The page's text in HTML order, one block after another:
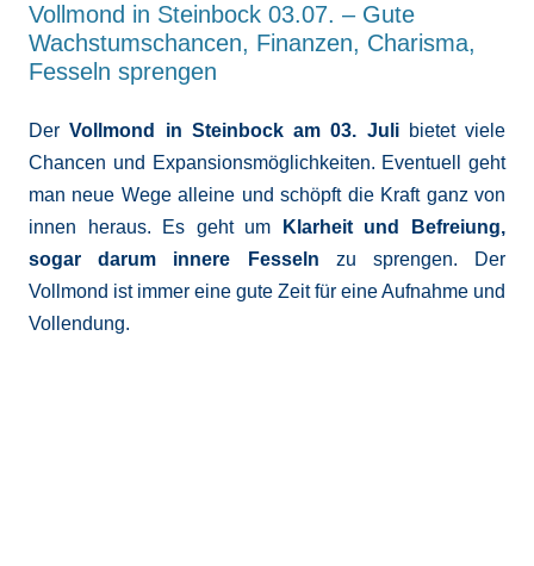
Vollmond in Steinbock 03.07. – Gute
Wachstumschancen, Finanzen, Charisma,
Fesseln sprengen
DerVollmond in Steinbock am 03. Juli bietet viele
Chancen und Expansionsmöglichkeiten. Eventuell geht
man neue Wege alleine und schöpft die Kraft ganz von
innen heraus. Es geht um
Klarheit und Befreiung,
sogar darum innere Fesseln zu sprengen. Der
Vollmond ist immer eine gute Zeit für eine Aufnahme und
Vollendung.